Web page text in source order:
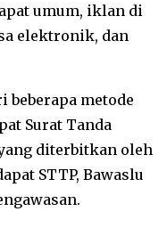
umum, iklan di
elektronik, dan
beberapa metode
Surat Tanda
diterbitkan oleh
STTP, Bawaslu